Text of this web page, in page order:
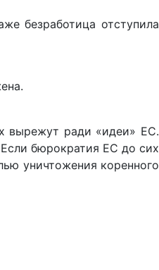
безработица отступила
вырежут ради «идеи» ЕС.
бюрократия ЕС до сих
уничтожения коренного